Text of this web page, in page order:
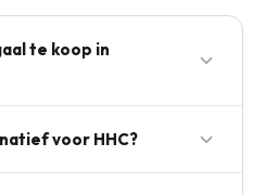
te koop in
verkopen, vervoeren
voor HHC?